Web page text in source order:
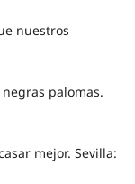
nuestros
palomas.
mejor. Sevilla: